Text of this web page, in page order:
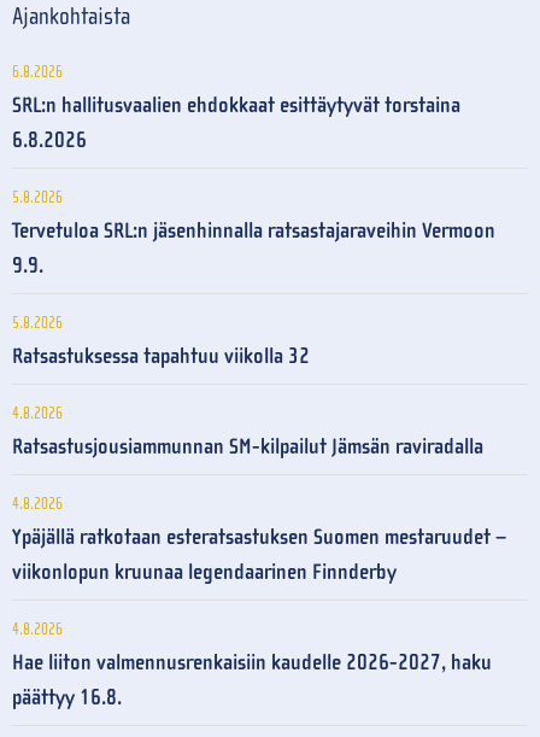
Ajankohtaista
6.8.2026
SRL:n hallitusvaalien ehdokkaat esittäytyvät torstaina
6.8.2026
5.8.2026
Tervetuloa SRL:n jäsenhinnalla ratsastajaraveihin Vermoon
9.9.
5.8.2026
Ratsastuksessa tapahtuu viikolla 32
4.8.2026
Ratsastusjousiammunnan SM-kilpailut Jämsän raviradalla
4.8.2026
Ypäjällä ratkotaan esteratsastuksen Suomen mestaruudet –
viikonlopun kruunaa legendaarinen Finnderby
4.8.2026
Hae liiton valmennusrenkaisiin kaudelle 2026-2027, haku
päättyy 16.8.